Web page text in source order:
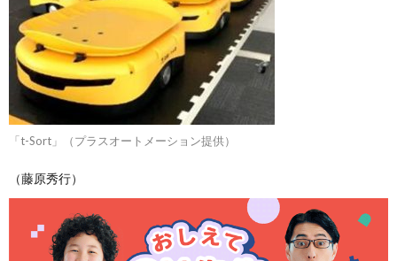
「t-Sort」（プラスオートメーション提供）
（藤原秀行）